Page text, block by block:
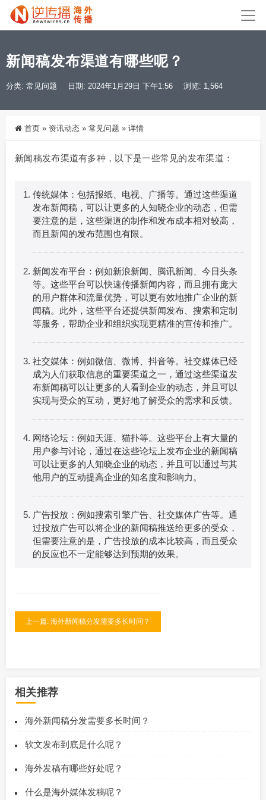
新闻稿发布渠道有哪些呢？
分类: 常见问题 日期: 2024年1月29日 下午1:56 浏览: 1,564
首页 » 资讯动态 » 常见问题 » 详情
新闻稿发布渠道有多种，以下是一些常见的发布渠道：
传统媒体：包括报纸、电视、广播等。通过这些渠道
发布新闻稿，可以让更多的人知晓企业的动态，但需
要注意的是，这些渠道的制作和发布成本相对较高，
而且新闻的发布范围也有限。
新闻发布平台：例如新浪新闻、腾讯新闻、今日头条
等。这些平台可以快速传播新闻内容，而且拥有庞大
的用户群体和流量优势，可以更有效地推广企业的新
闻稿。此外，这些平台还提供新闻发布、搜索和定制
等服务，帮助企业和组织实现更精准的宣传和推广。
社交媒体：例如微信、微博、抖音等。社交媒体已经
成为人们获取信息的重要渠道之一，通过这些渠道发
布新闻稿可以让更多的人看到企业的动态，并且可以
实现与受众的互动，更好地了解受众的需求和反馈。
网络论坛：例如天涯、猫扑等。这些平台上有大量的
用户参与讨论，通过在这些论坛上发布企业的新闻稿
可以让更多的人知晓企业的动态，并且可以通过与其
他用户的互动提高企业的知名度和影响力。
广告投放：例如搜索引擎广告、社交媒体广告等。通
过投放广告可以将企业的新闻稿推送给更多的受众，
但需要注意的是，广告投放的成本比较高，而且受众
的反应也不一定能够达到预期的效果。
上一篇: 海外新闻稿分发需要多长时间？
相关推荐
海外新闻稿分发需要多长时间？
软文发布到底是什么呢？
海外发稿有哪些好处呢？
什么是海外媒体发稿呢？